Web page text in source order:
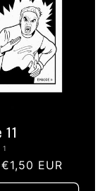
11
1
EUR